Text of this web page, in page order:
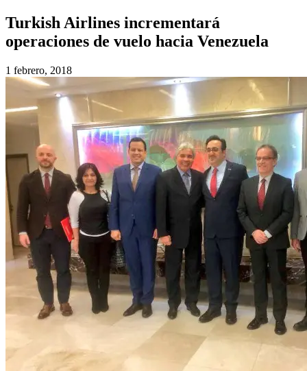
Turkish Airlines incrementará
operaciones de vuelo hacia Venezuela
1 febrero, 2018